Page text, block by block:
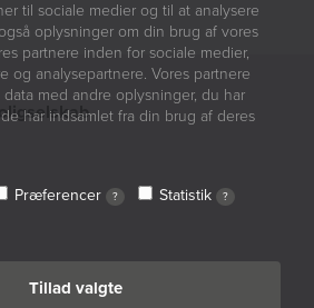
til sociale medier og til at analysere
oplysninger om din brug af vores
partnere inden for sociale medier,
og analysepartnere. Vores partnere
med andre oplysninger, du har
har indsamlet fra din brug af deres
Præferencer ? Statistik ?
Tillad valgte